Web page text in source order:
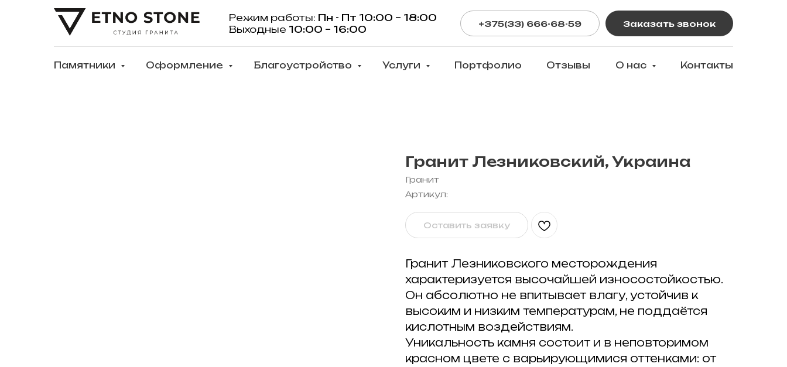
Режим работы: Пн - Пт 10:00 – 18:00
Выходные 10:00 – 16:00 +375(33) 666-68-59 Заказать звонок
Памятники Оформление Благоустройство Услуги Портфолио Отзывы О нас Контакты
Гранит Лезниковский, Украина
Гранит
Артикул:
Оставить заявку
Гранит Лезниковского месторождения
характеризуется высочайшей износостойкостью.
Он абсолютно не впитывает влагу, устойчив к
высоким и низким температурам, не поддаётся
кислотным воздействиям.
Уникальность камня состоит и в неповторимом
красном цвете с варьирующимися оттенками: от